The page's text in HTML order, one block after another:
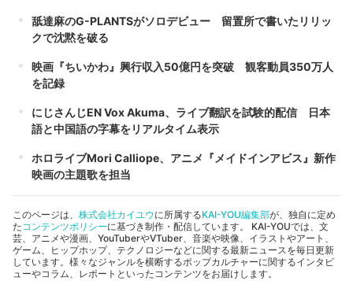
舐達麻のG-PLANTSがソロデビュー 留置所で書いたリリッ
クで沈黙を破る
映画『ちいかわ』興行収入50億円を突破 観客動員350万人
を記録
にじさんじEN Vox Akuma、ライブ翻訳を試験的配信 日本
語と中国語の字幕をリアルタイム表示
ホロライブMori Calliope、アニメ『メイドインアビス』新作
映画の主題歌を担当
このページは、 株式会社カイユウに所属するKAI-YOU編集部が、独自に定め
たコンテンツポリシーに基づき制作・配信しています。 KAI-YOUでは、文
芸、アニメや漫画、YouTuberやVTuber、音楽や映像、イラストやアート、
ゲーム、ヒップホップ、テクノロジーなどに関する最新ニュースを毎日更新
しています。様々なジャンルを横断するポップカルチャーに関するインタビ
ューやコラム、レポートといったコンテンツをお届けします。